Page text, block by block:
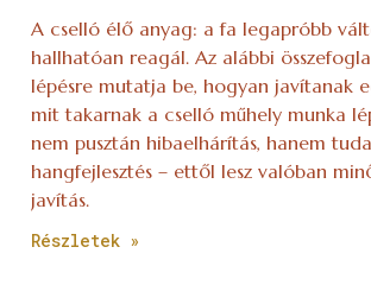
A cselló élő anyag: a fa legapróbb
hallhatóan reagál. Az alábbi
lépésre mutatja be, hogyan javítanak
mit takarnak a cselló műhely munka
nem pusztán hibaelhárítás, hanem
hangfejlesztés – ettől lesz valóban
javítás.
Részletek »